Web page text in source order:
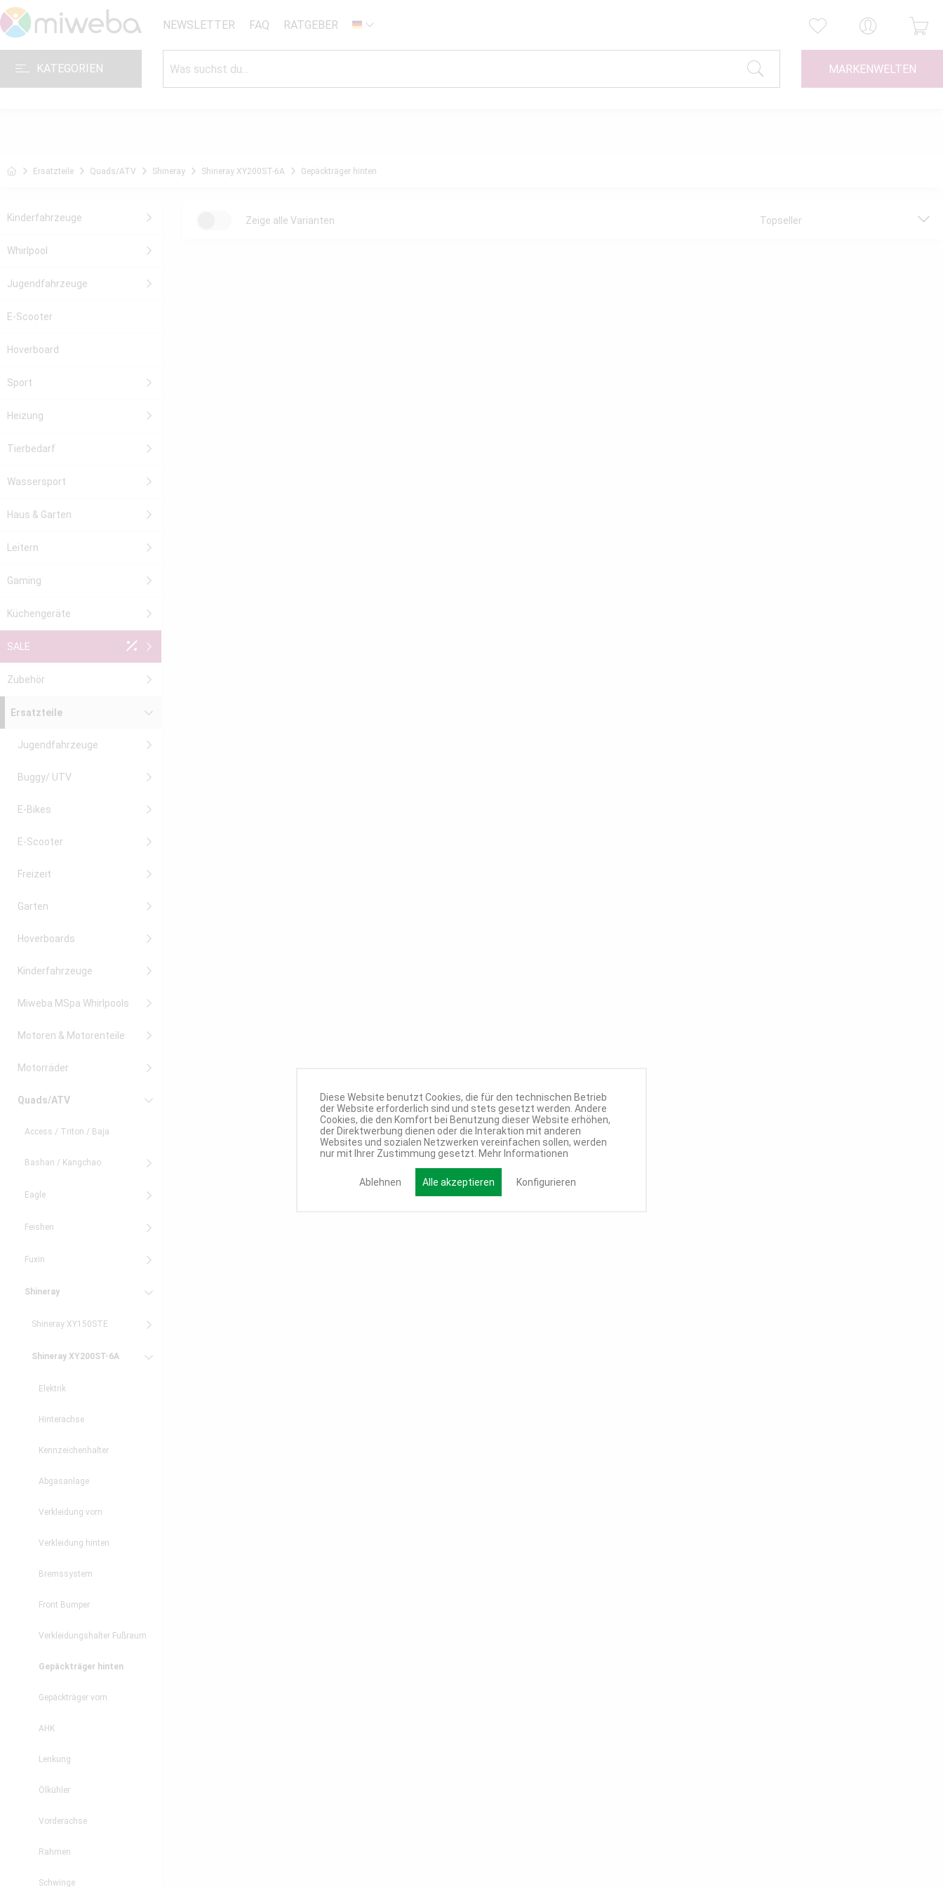
NEWSLETTER FAQ RATGEBER DE
KATEGORIEN MARKENWELTEN
Ersatzteile Quads/ATV Shineray Shineray XY200ST-6A Gepäckträger hinten
Kinderfahrzeuge
Whirlpool
Jugendfahrzeuge
E-Scooter
Hoverboard
Sport
Heizung
Tierbedarf
Wassersport
Haus & Garten
Leitern
Gaming
Küchengeräte
SALE
Zubehör
Ersatzteile
Jugendfahrzeuge
Buggy/ UTV
E-Bikes
E-Scooter
Freizeit
Garten
Hoverboards
Kinderfahrzeuge
Miweba MSpa Whirlpools
Motoren & Motorenteile
Motorräder
Quads/ATV
Access / Triton / Baja
Bashan / Kangchao
Eagle
Feishen
Fuxin
Shineray
Shineray XY150STE
Shineray XY200ST-6A
Elektrik
Hinterachse
Kennzeichenhalter
Abgasanlage
Verkleidung vorn
Verkleidung hinten
Bremssystem
Front Bumper
Verkleidungshalter Fußraum
Gepäckträger hinten
Gepäckträger vorn
AHK
Lenkung
Ölkühler
Vorderachse
Rahmen
Schwinge
Zeige alle Varianten
Diese Website benutzt Cookies, die für den technischen Betrieb
der Website erforderlich sind und stets gesetzt werden. Andere
Cookies, die den Komfort bei Benutzung dieser Website erhöhen,
der Direktwerbung dienen oder die Interaktion mit anderen
Websites und sozialen Netzwerken vereinfachen sollen, werden
nur mit Ihrer Zustimmung gesetzt. Mehr Informationen
Ablehnen Alle akzeptieren Konfigurieren